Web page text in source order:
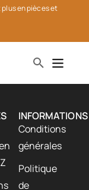
en pièces et
INFORMATIONS
Conditions
générales
Politique
de